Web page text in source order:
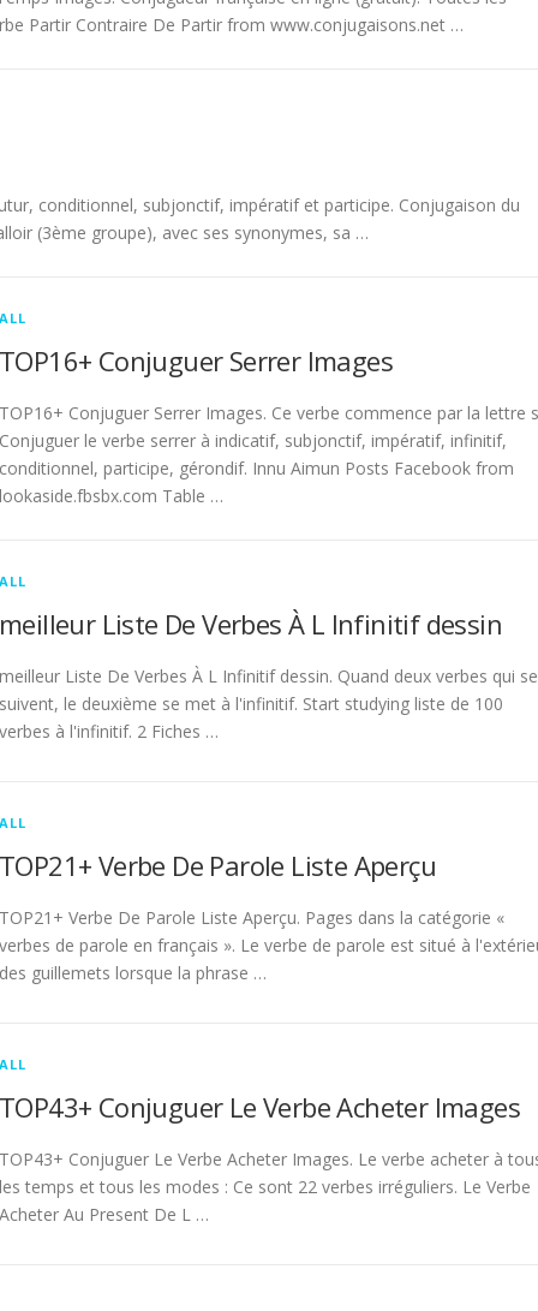
Partir Contraire De Partir from www.conjugaisons.net …
conditionnel, subjonctif, impératif et participe. Conjugaison du
(3ème groupe), avec ses synonymes, sa …
ALL
TOP16+ Conjuguer Serrer Images
TOP16+ Conjuguer Serrer Images. Ce verbe commence par la lettre
Conjuguer le verbe serrer à indicatif, subjonctif, impératif, infinitif,
conditionnel, participe, gérondif. Innu Aimun Posts Facebook from
lookaside.fbsbx.com Table …
ALL
meilleur Liste De Verbes À L Infinitif dessin
meilleur Liste De Verbes À L Infinitif dessin. Quand deux verbes qui se
suivent, le deuxième se met à l'infinitif. Start studying liste de 100
verbes à l'infinitif. 2 Fiches …
ALL
TOP21+ Verbe De Parole Liste Aperçu
TOP21+ Verbe De Parole Liste Aperçu. Pages dans la catégorie «
verbes de parole en français ». Le verbe de parole est situé à
des guillemets lorsque la phrase …
ALL
TOP43+ Conjuguer Le Verbe Acheter Images
TOP43+ Conjuguer Le Verbe Acheter Images. Le verbe acheter à
les temps et tous les modes : Ce sont 22 verbes irréguliers. Le Verbe
Acheter Au Present De L …